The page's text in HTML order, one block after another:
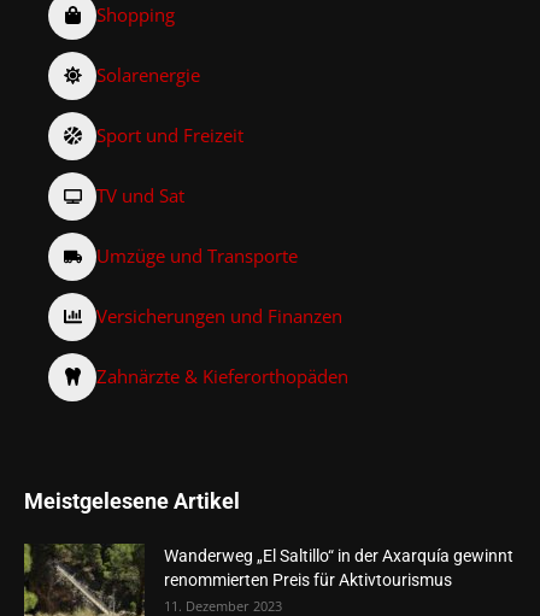
Shopping
Solarenergie
Sport und Freizeit
TV und Sat
Umzüge und Transporte
Versicherungen und Finanzen
Zahnärzte & Kieferorthopäden
Meistgelesene Artikel
Wanderweg „El Saltillo“ in der Axarquía gewinnt
renommierten Preis für Aktivtourismus
11. Dezember 2023